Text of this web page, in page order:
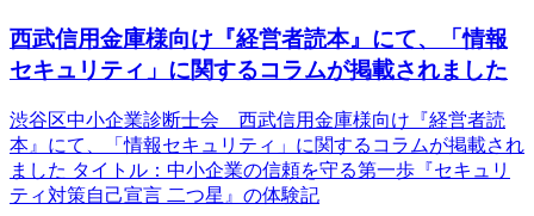
西武信用金庫様向け『経営者読本』にて、「情報
セキュリティ」に関するコラムが掲載されました
渋谷区中小企業診断士会 西武信用金庫様向け『経営者読
本』にて、「情報セキュリティ」に関するコラムが掲載され
ました タイトル：中小企業の信頼を守る第一歩『セキュリ
ティ対策自己宣言 二つ星』の体験記